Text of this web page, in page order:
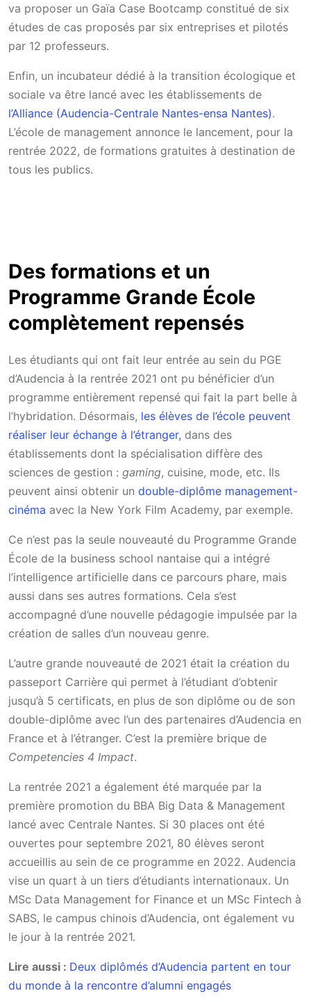
va proposer un Gaïa Case Bootcamp constitué de six
études de cas proposés par six entreprises et pilotés
par 12 professeurs.
Enfin, un incubateur dédié à la transition écologique et
sociale va être lancé avec les établissements de
l’Alliance (Audencia-Centrale Nantes-ensa Nantes).
L’école de management annonce le lancement, pour la
rentrée 2022, de formations gratuites à destination de
tous les publics.
Des formations et un
Programme Grande École
complètement repensés
Les étudiants qui ont fait leur entrée au sein du PGE
d’Audencia à la rentrée 2021 ont pu bénéficier d’un
programme entièrement repensé qui fait la part belle à
l’hybridation. Désormais, les élèves de l’école peuvent
réaliser leur échange à l’étranger, dans des
établissements dont la spécialisation diffère des
sciences de gestion : gaming, cuisine, mode, etc. Ils
peuvent ainsi obtenir un double-diplôme management-
cinéma avec la New York Film Academy, par exemple.
Ce n’est pas la seule nouveauté du Programme Grande
École de la business school nantaise qui a intégré
l’intelligence artificielle dans ce parcours phare, mais
aussi dans ses autres formations. Cela s’est
accompagné d’une nouvelle pédagogie impulsée par la
création de salles d’un nouveau genre.
L’autre grande nouveauté de 2021 était la création du
passeport Carrière qui permet à l’étudiant d’obtenir
jusqu’à 5 certificats, en plus de son diplôme ou de son
double-diplôme avec l’un des partenaires d’Audencia en
France et à l’étranger. C’est la première brique de
Competencies 4 Impact.
La rentrée 2021 a également été marquée par la
première promotion du BBA Big Data & Management
lancé avec Centrale Nantes. Si 30 places ont été
ouvertes pour septembre 2021, 80 élèves seront
accueillis au sein de ce programme en 2022. Audencia
vise un quart à un tiers d’étudiants internationaux. Un
MSc Data Management for Finance et un MSc Fintech à
SABS, le campus chinois d’Audencia, ont également vu
le jour à la rentrée 2021.
Lire aussi : Deux diplômés d’Audencia partent en tour
du monde à la rencontre d’alumni engagés